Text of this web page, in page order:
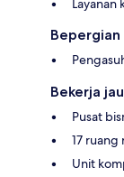
Layanan
Bepergian
Bekerja
Pusat
17 ruang
Unit